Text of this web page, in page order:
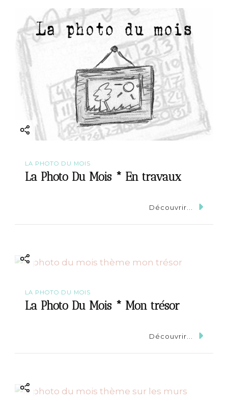
a
n
LA PHOTO DU MOIS
La Photo Du Mois * En travaux
Découvrir...
LA PHOTO DU MOIS
La Photo Du Mois * Mon trésor
Découvrir...